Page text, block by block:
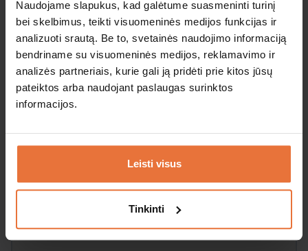
Naudojame slapukus, kad galėtume suasmeninti turinį
bei skelbimus, teikti visuomeninės medijos funkcijas ir
analizuoti srautą. Be to, svetainės naudojimo informaciją
bendriname su visuomeninės medijos, reklamavimo ir
analizės partneriais, kurie gali ją pridėti prie kitos jūsų
pateiktos arba naudojant paslaugas surinktos
informacijos.
Leisti visus
Tinkinti
Paėmimo vieta:
Grąžinimo vieta:
Paėmimo data: